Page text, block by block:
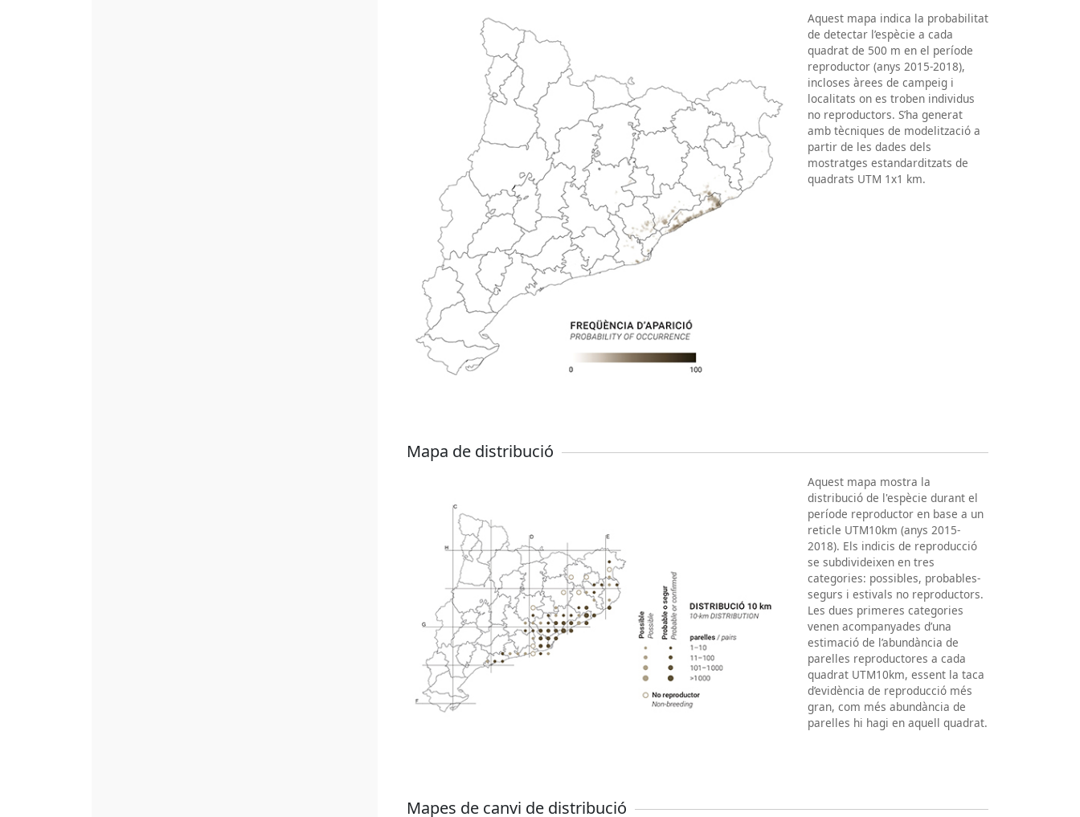
Aquest mapa indica la probabilitat
de detectar l’espècie a cada
quadrat de 500 m en el període
reproductor (anys 2015-2018),
incloses àrees de campeig i
localitats on es troben individus
no reproductors. S’ha generat
amb tècniques de modelització a
partir de les dades dels
mostratges estandarditzats de
quadrats UTM 1x1 km.
Mapa de distribució
Aquest mapa mostra la
distribució de l'espècie durant el
període reproductor en base a un
reticle UTM10km (anys 2015-
2018). Els indicis de reproducció
se subdivideixen en tres
categories: possibles, probables-
segurs i estivals no reproductors.
Les dues primeres categories
venen acompanyades d’una
estimació de l’abundància de
parelles reproductores a cada
quadrat UTM10km, essent la taca
d’evidència de reproducció més
gran, com més abundància de
parelles hi hagi en aquell quadrat.
Mapes de canvi de distribució